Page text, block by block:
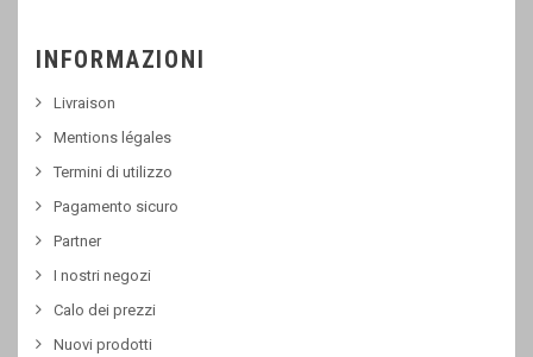
INFORMAZIONI
Livraison
Mentions légales
Termini di utilizzo
Pagamento sicuro
Partner
I nostri negozi
Calo dei prezzi
Nuovi prodotti